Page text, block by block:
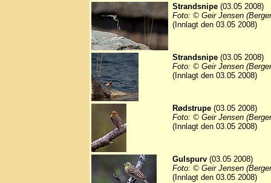
Strandsnipe (03.05 2008)
Foto: © Geir Jensen
(Innlagt den 03.05 2008)
Strandsnipe (03.05 2008)
Foto: © Geir Jensen
(Innlagt den 03.05 2008)
Rødstrupe (03.05 2008)
Foto: © Geir Jensen
(Innlagt den 03.05 2008)
Gulspurv (03.05 2008)
Foto: © Geir Jensen
(Innlagt den 03.05 2008)